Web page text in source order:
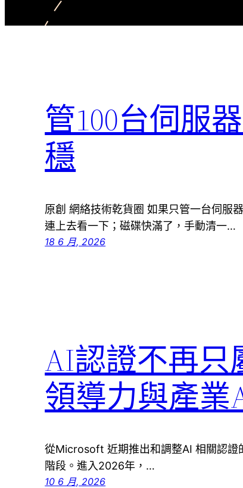
管100台伺服
穩
原創 網絡技術乾貨圈 如果只管一台伺服
連上去看一下；磁碟快滿了，手動清一…
18 6 月, 2026
AI認證不再只
領導力與產
從Microsoft 近期推出和調整AI 相關認證
階段。進入2026年，…
10 6 月, 2026